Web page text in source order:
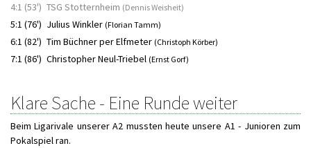
4:1 (53') TSG Stotternheim (Dennis Weisheit)
5:1 (76') Julius Winkler (Florian Tamm)
6:1 (82') Tim Büchner per Elfmeter (Christoph Körber)
7:1 (86') Christopher Neul-Triebel (Ernst Gorf)
Klare Sache - Eine Runde weiter
Beim Ligarivale unserer A2 mussten heute unsere A1 - Junioren zum
Pokalspiel ran.